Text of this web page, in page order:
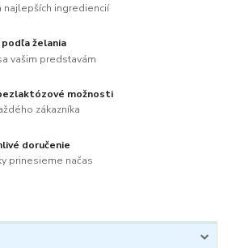
najlepších ingrediencií
želania
vašim predstavám
možnosti
zákazníka
doručenie
prinesieme načas